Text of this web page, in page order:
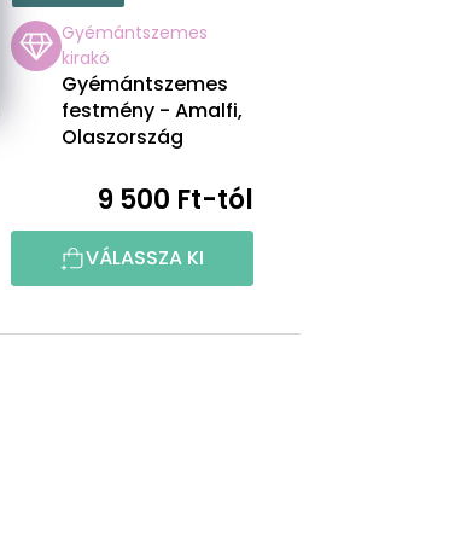
Gyémántszemes
kirakó
Gyémántszemes
festmény - Amalfi,
Olaszország
9 500 Ft-tól
VÁLASSZA KI